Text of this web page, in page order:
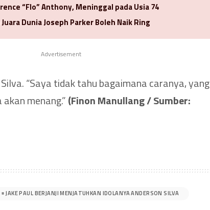
“Flo” Anthony, Meninggal pada Usia 74
Dunia Joseph Parker Boleh Naik Ring
Advertisement
Silva. “Saya tidak tahu bagaimana caranya, yang
menang.”(Finon Manullang / Sumber:
JAKE PAUL BERJANJI MENJATUHKAN IDOLANYA ANDERSON SILVA